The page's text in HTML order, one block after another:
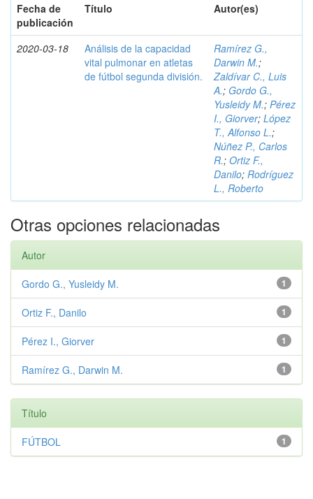
Fecha de
publicación
Título Autor(es)
2020-03-18
Análisis de la capacidad
vital pulmonar en atletas
de fútbol segunda división.
Ramírez G.,
Darwin M.;
Zaldívar C., Luis
A.; Gordo G.,
Yusleidy M.; Pérez
I., Giorver; López
T., Alfonso L.;
Núñez P., Carlos
R.; Ortiz F.,
Danilo; Rodríguez
L., Roberto
Otras opciones relacionadas
Autor
1
Gordo G., Yusleidy M.
1
Ortiz F., Danilo
1
Pérez I., Giorver
1
Ramírez G., Darwin M.
Título
1
FÚTBOL